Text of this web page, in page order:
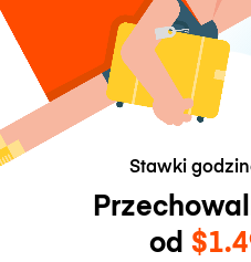
Stawki
od